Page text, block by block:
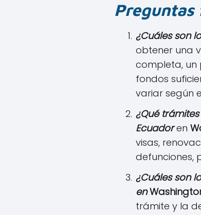
Preguntas
¿Cuáles son
obtener una
completa, un
fondos
variar según
¿Qué
Ecuadoren
visas,
defunciones,
¿Cuáles son
en
trámite y la